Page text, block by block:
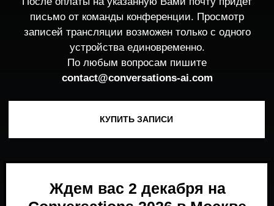
Ждем вас 2 декабря на
Conversations 2026 в Москве
ПОДПИСАТЬСЯ НА НОВОСТИ